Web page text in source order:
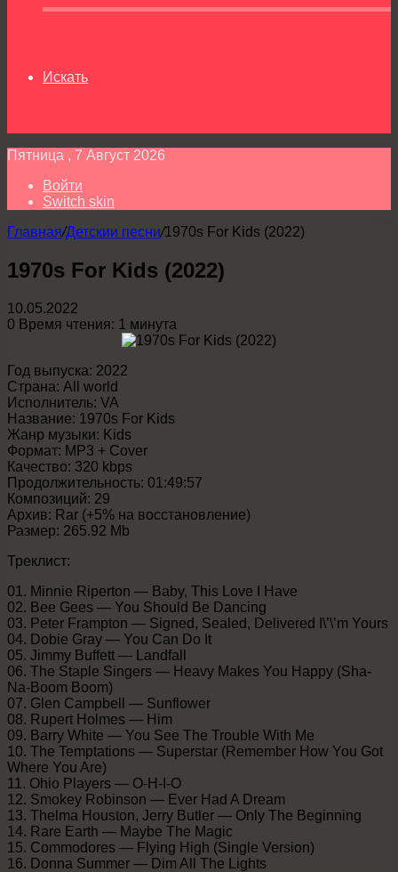
Искать
Пятница , 7 Август 2026
Войти
Switch skin
Главная/Детскии песни/1970s For Kids (2022)
1970s For Kids (2022)
10.05.2022
0 Время чтения: 1 минута
Год выпуска: 2022
Страна: All world
Исполнитель: VA
Название: 1970s For Kids
Жанр музыки: Kids
Формат: MP3 + Cover
Качество: 320 kbps
Продолжительность: 01:49:57
Композиций: 29
Архив: Rar (+5% на восстановление)
Размер: 265.92 Mb
Треклист:
01. Minnie Riperton — Baby, This Love I Have
02. Bee Gees — You Should Be Dancing
03. Peter Frampton — Signed, Sealed, Delivered I\’\’m Yours
04. Dobie Gray — You Can Do It
05. Jimmy Buffett — Landfall
06. The Staple Singers — Heavy Makes You Happy (Sha-
Na-Boom Boom)
07. Glen Campbell — Sunflower
08. Rupert Holmes — Him
09. Barry White — You See The Trouble With Me
10. The Temptations — Superstar (Remember How You Got
Where You Are)
11. Ohio Players — O-H-I-O
12. Smokey Robinson — Ever Had A Dream
13. Thelma Houston, Jerry Butler — Only The Beginning
14. Rare Earth — Maybe The Magic
15. Commodores — Flying High (Single Version)
16. Donna Summer — Dim All The Lights